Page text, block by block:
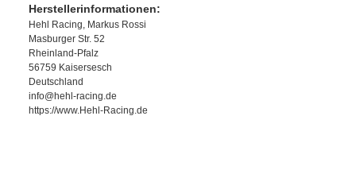
Herstellerinformationen:
Hehl Racing, Markus Rossi
Masburger Str. 52
Rheinland-Pfalz
56759 Kaisersesch
Deutschland
info@hehl-racing.de
https://www.Hehl-Racing.de